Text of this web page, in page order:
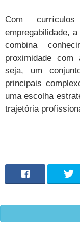
Com
empregabilidade,
combina
proximidade
seja, um
principais
uma escolha
trajetória